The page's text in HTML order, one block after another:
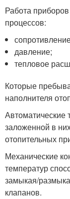
Работа
процессов:
давление;
тепловое
Которые
наполнителя
Автоматические
заложенной в
отопительных
Механические
температур
замыкая/
клапанов.